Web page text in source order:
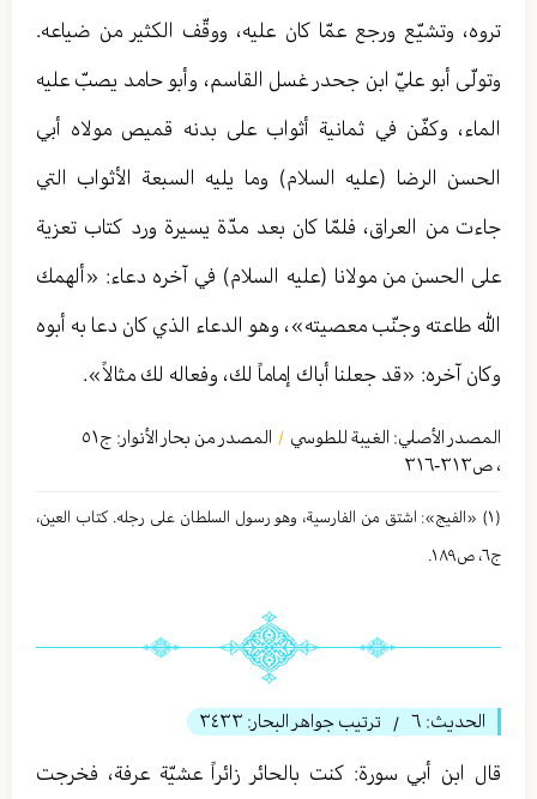
تروه، وتشيّع ورجع عمّا كان عليه، ووقّف الكثير من ضياعه.
وتولّى أبو عليّ ابن جحدر غسل القاسم، وأبو حامد يصبّ عليه
الماء، وكفّن في ثمانية أثواب على بدنه قميص مولاه أبي
الحسن الرضا (عليه السلام) وما يليه السبعة الأثواب التي
جاءت من العراق، فلمّا كان بعد مدّة يسيرة ورد كتاب تعزية
على الحسن من مولانا (عليه السلام) في آخره دعاء: «ألهمك
الله طاعته وجنّب معصيته»، وهو الدعاء الذي كان دعا به أبوه
وكان آخره: «قد جعلنا أباك إماماً لك، وفعاله لك مثالاً».
المصدر الأصلي: الغيبة للطوسي / المصدر من بحار الأنوار: ج٥١
، ص٣١٣-٣١٦
(١) «الفيج»: اشتق من الفارسية، وهو رسول السلطان على رجله. كتاب العين،
ج٦، ص١٨٩.
الحديث: ٦ / ترتيب جواهر البحار: ٣٤٣٣
قال ابن أبي سورة: كنت بالحائر زائراً عشيّة عرفة، فخرجت